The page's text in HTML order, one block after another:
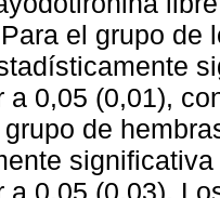
el grupo de
a 0,05 (0,01),
de
a 0,05 (0,03).